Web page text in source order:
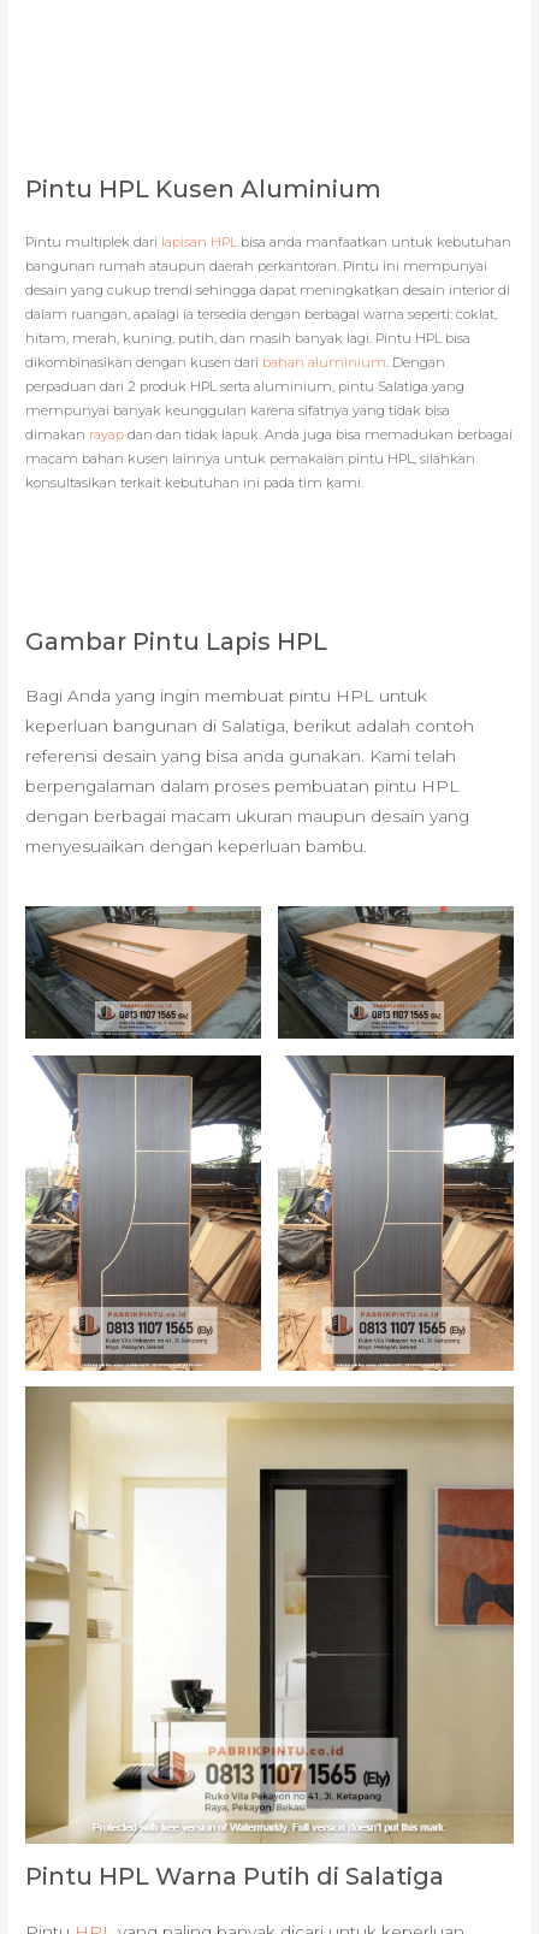
Pintu HPL Kusen Aluminium
Pintu multiplek dari lapisan HPLbisa anda manfaatkan untuk kebutuhan
bangunan rumah ataupun daerah perkantoran. Pintu ini mempunyai
desain yang cukup trendi sehingga dapat meningkatkan desain interior di
dalam ruangan, apalagi ia tersedia dengan berbagai warna seperti: coklat,
hitam, merah, kuning, putih, dan masih banyak lagi. Pintu HPL bisa
dikombinasikan dengan kusen dari bahan aluminium. Dengan
perpaduan dari 2 produk HPL serta aluminium, pintu Salatiga yang
mempunyai banyak keunggulan karena sifatnya yang tidak bisa
dimakan rayap dan dan tidak lapuk. Anda juga bisa memadukan berbagai
macam bahan kusen lainnya untuk pemakaian pintu HPL, silahkan
konsultasikan terkait kebutuhan ini pada tim kami.
Gambar Pintu Lapis HPL
Bagi Anda yang ingin membuat pintu HPL untuk
keperluan bangunan di Salatiga, berikut adalah contoh
referensi desain yang bisa anda gunakan. Kami telah
berpengalaman dalam proses pembuatan pintu HPL
dengan berbagai macam ukuran maupun desain yang
menyesuaikan dengan keperluan bambu.
Pintu HPL Warna Putih di Salatiga